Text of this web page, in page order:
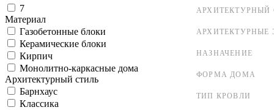
АРХИТЕКТУРНЫЙ
АРХИТЕКТУРНЫЕ
НАЗНАЧЕНИЕ
ФОРМА ДОМА
ТИП КРОВЛИ
7
Материал
Газобетонные блоки
Керамические блоки
Кирпич
Монолитно-каркасные дома
Архитектурный стиль
Барнхаус
Классика